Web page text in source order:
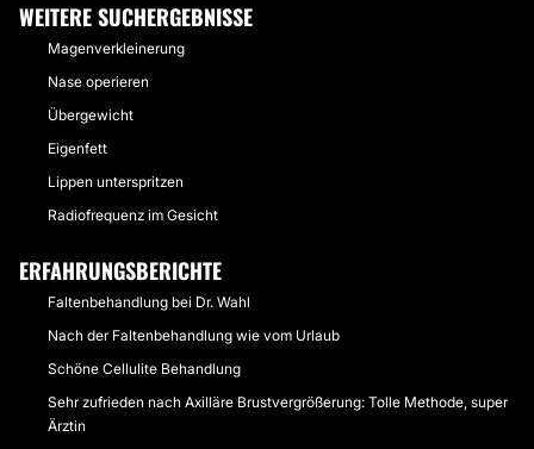
WEITERE SUCHERGEBNISSE
Magenverkleinerung
Nase operieren
Übergewicht
Eigenfett
Lippen unterspritzen
Radiofrequenz im Gesicht
ERFAHRUNGSBERICHTE
Faltenbehandlung bei Dr. Wahl
Nach der Faltenbehandlung wie vom Urlaub
Schöne Cellulite Behandlung
Sehr zufrieden nach Axilläre Brustvergrößerung: Tolle Methode, super
Ärztin